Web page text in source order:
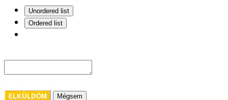
Unordered list
Ordered list
ELKÜLDÖM Mégsem